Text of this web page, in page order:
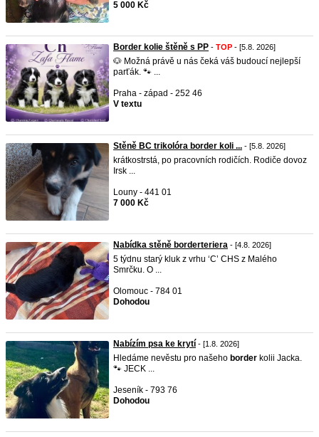
5 000 Kč
Border kolie štěně s PP - TOP - [5.8. 2026]
🐶 Možná právě u nás čeká váš budoucí nejlepší
parťák. 🐾 ...
Praha - západ - 252 46
V textu
Stěně BC trikolóra border koli ... - [5.8. 2026]
krátkostrstá, po pracovních rodičích. Rodiče dovoz
Irsk ...
Louny - 441 01
7 000 Kč
Nabídka stěně borderteriera - [4.8. 2026]
5 týdnu starý kluk z vrhu ‘C’ CHS z Malého
Smrčku. O ...
Olomouc - 784 01
Dohodou
Nabízím psa ke krytí - [1.8. 2026]
Hledáme nevěstu pro našeho border kolii Jacka.
🐾 JECK ...
Jeseník - 793 76
Dohodou